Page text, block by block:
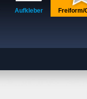
Aufkleber Freiform/